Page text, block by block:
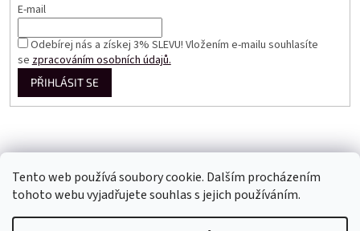
Tento web používá soubory cookie. Dalším procházením
tohoto webu vyjadřujete souhlas s jejich používáním.
E-mail
Odebírej nás a získej 3% SLEVU! Vložením e-mailu souhlasíte
sezpracováním osobních údajů.
PŘIHLÁSIT SE